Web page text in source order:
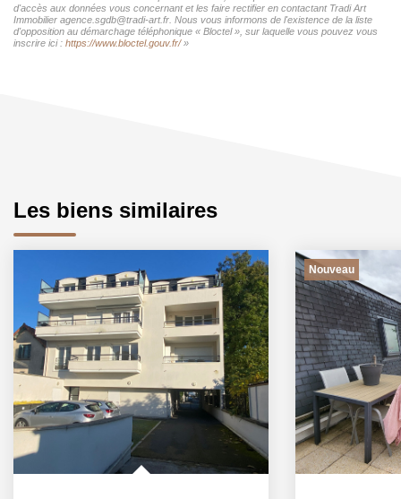
d'accès aux données vous concernant et les faire rectifier en contactant Tradi Art
Immobilier agence.sgdb@tradi-art.fr. Nous vous informons de l'existence de la liste
d'opposition au démarchage téléphonique « Bloctel », sur laquelle vous pouvez vous
inscrire ici : https://www.bloctel.gouv.fr/»
Les biens similaires
Nouveau